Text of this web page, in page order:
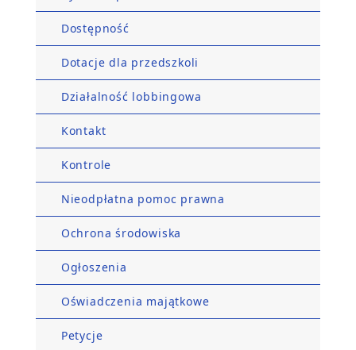
Dostępność
Dotacje dla przedszkoli
Działalność lobbingowa
Kontakt
Kontrole
Nieodpłatna pomoc prawna
Ochrona środowiska
Ogłoszenia
Oświadczenia majątkowe
Petycje